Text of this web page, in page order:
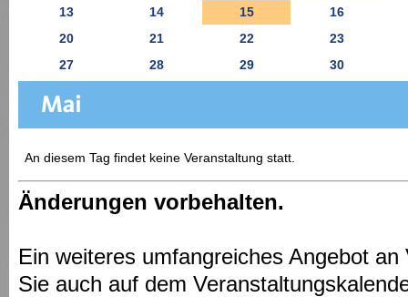
13
14 15
16
20
21 22
23
27
28 29 30
An diesem Tag findet keine Veranstaltung statt.
Änderungen vorbehalten.
Ein weiteres umfangreiches Angebot
Sie auch auf dem